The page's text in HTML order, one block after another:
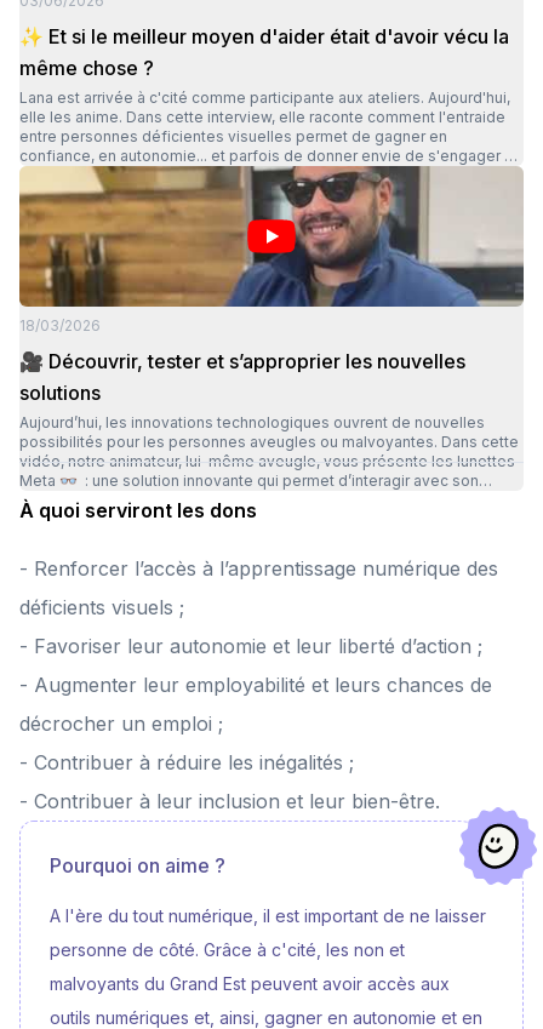
✨ Et si le meilleur moyen d'aider était d'avoir vécu la
même chose ?
Lana est arrivée à c'cité comme participante aux ateliers. Aujourd'hui,
elle les anime. Dans cette interview, elle raconte comment l'entraide
entre personnes déficientes visuelles permet de gagner en
confiance, en autonomie... et parfois de donner envie de s'engager à
son tour. 🎥 Regardez son témoignage. 🙏 Vos difts rendent ces
parcours possibles.
18/03/2026
🎥 Découvrir, tester et s’approprier les nouvelles
solutions
Aujourd’hui, les innovations technologiques ouvrent de nouvelles
possibilités pour les personnes aveugles ou malvoyantes. Dans cette
vidéo, notre animateur, lui-même aveugle, vous présente les lunettes
Meta 👓 : une solution innovante qui permet d’interagir avec son
environnement autrement. Mais au-delà de l’outil, l’enjeu est essentiel
: comprendre comment s’en servir, se l’approprier et l’intégrer dans
ces nouvelles solutions, les rendre accessibles, et accompagner
chaque personne dans leur prise en main. 🤝 Parce que l’autonomie ne
repose pas seulement sur la technologie, mais sur la possibilité de
l’utiliser pleinement. 💗 Grâce à vous, ces temps de découverte et
d’apprentissage prennent vie. Merci chers difteurs de rendre ces
avancées accessibles à tous.
À quoi serviront les dons
- Renforcer l’accès à l’apprentissage numérique des
déficients visuels ;
- Favoriser leur autonomie et leur liberté d’action ;
- Augmenter leur employabilité et leurs chances de
décrocher un emploi ;
- Contribuer à réduire les inégalités ;
- Contribuer à leur inclusion et leur bien-être.
Pourquoi on aime ?
A l'ère du tout numérique, il est important de ne laisser
personne de côté. Grâce à c'cité, les non et
malvoyants du Grand Est peuvent avoir accès aux
outils numériques et, ainsi, gagner en autonomie et en